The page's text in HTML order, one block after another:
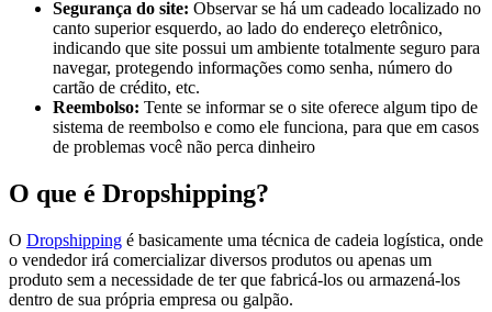
Segurança do site: Observar se há um cadeado localizado no
canto superior esquerdo, ao lado do endereço eletrônico,
indicando que site possui um ambiente totalmente seguro para
navegar, protegendo informações como senha, número do
cartão de crédito, etc.
Reembolso: Tente se informar se o site oferece algum tipo de
sistema de reembolso e como ele funciona, para que em casos
de problemas você não perca dinheiro
O que é Dropshipping?
O Dropshipping é basicamente uma técnica de cadeia logística, onde
o vendedor irá comercializar diversos produtos ou apenas um
produto sem a necessidade de ter que fabricá-los ou armazená-los
dentro de sua própria empresa ou galpão.